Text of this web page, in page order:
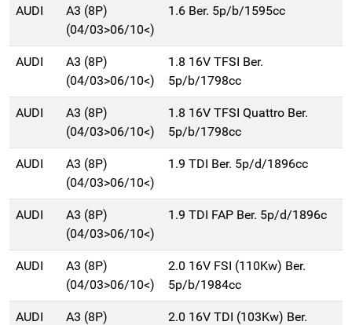
AUDI
A3 (8P)
(04/03>06/10<)
1.6 Ber. 5p/b/1595cc
AUDI
A3 (8P)
(04/03>06/10<)
1.8 16V TFSI Ber.
5p/b/1798cc
AUDI
A3 (8P)
(04/03>06/10<)
1.8 16V TFSI Quattro Ber.
5p/b/1798cc
AUDI
A3 (8P)
(04/03>06/10<)
1.9 TDI Ber. 5p/d/1896cc
AUDI
A3 (8P)
(04/03>06/10<)
1.9 TDI FAP Ber. 5p/d/1896c
AUDI
A3 (8P)
(04/03>06/10<)
2.0 16V FSI (110Kw) Ber.
5p/b/1984cc
AUDI
A3 (8P)
2.0 16V TDI (103Kw) Ber.